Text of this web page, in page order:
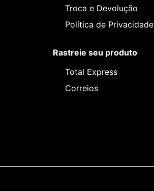
Troca e Devolução
Política de Privacidade
Rastreie seu produto
Total Express
Correios